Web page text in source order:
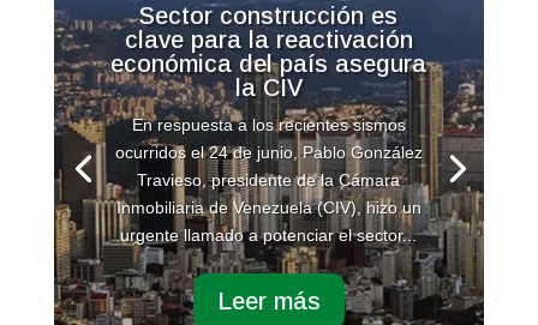
Sector construcción es
clave para la reactivación
económica del país asegura
la CIV
En respuesta a los recientes sismos
ocurridos el 24 de junio, Pablo González
Travieso, presidente de la Cámara
Inmobiliaria de Venezuela (CIV), hizo un
urgente llamado a potenciar el sector...
Leer más